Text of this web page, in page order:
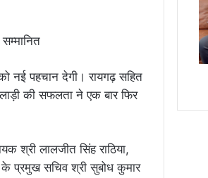
नई पहचान देगी। रायगढ़ सहित
की सफलता ने एक बार फिर
श्री लालजीत सिंह राठिया,
के प्रमुख सचिव श्री सुबोध कुमार